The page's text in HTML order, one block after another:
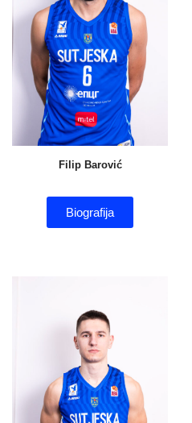
Filip Barović
Biografija